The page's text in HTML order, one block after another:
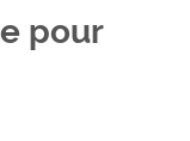
pour